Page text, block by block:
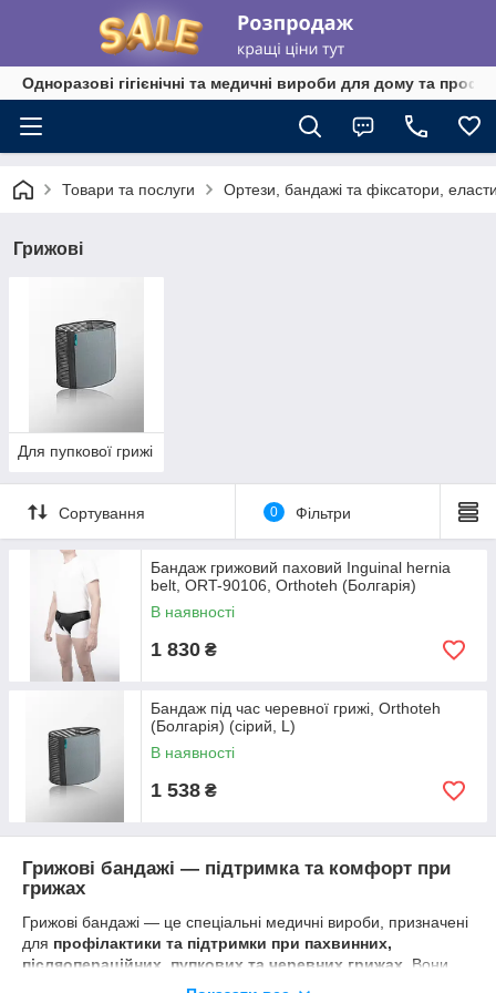
Одноразові гігієнічні та медичні вироби для дому та
Товари та послуги Ортези, бандажі та фіксатори,
Грижові
Для пупкової грижі
Сортування 0 Фільтри
Бандаж грижовий паховий Inguinal hernia
belt, ORT-90106, Orthoteh (Болгарія)
В наявності
1 830 ₴
Бандаж під час черевної грижі, Orthoteh
(Болгарія) (сірий, L)
В наявності
1 538 ₴
Грижові бандажі — підтримка та комфорт при
грижах
Грижові бандажі — це спеціальні медичні вироби, призначені
для профілактики та підтримки при пахвинних,
післяопераційних, пупкових та черевних грижах . Вони
допомагають уникнути ускладнень, зменшити болісні відчуття